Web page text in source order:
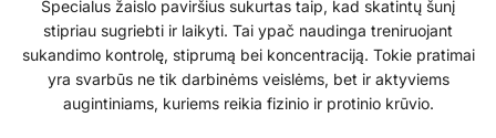
Specialus žaislo paviršius sukurtas taip, kad skatintų šunį
stipriau sugriebti ir laikyti. Tai ypač naudinga treniruojant
sukandimo kontrolę, stiprumą bei koncentraciją. Tokie pratimai
yra svarbūs ne tik darbinėms veislėms, bet ir aktyviems
augintiniams, kuriems reikia fizinio ir protinio krūvio.